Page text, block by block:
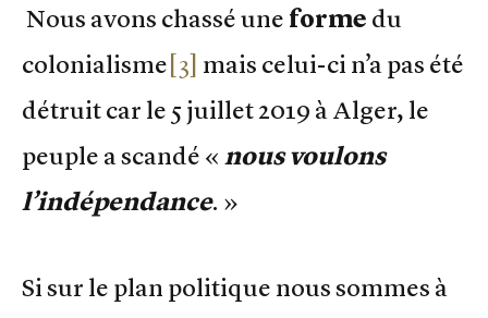
Nous avons chassé une forme du
colonialisme [3] mais celui-ci n’a pas été
détruit car le 5 juillet 2019 à Alger, le
peuple a scandé « nous voulons
l’indépendance. »
Si sur le plan politique nous sommes à